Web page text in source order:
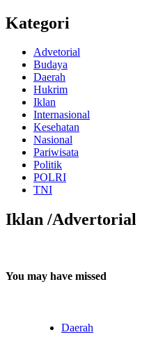
Kategori
Advetorial
Budaya
Daerah
Hukrim
Iklan
Internasional
Kesehatan
Nasional
Pariwisata
Politik
POLRI
TNI
Iklan /Advertorial
You may have missed
Daerah